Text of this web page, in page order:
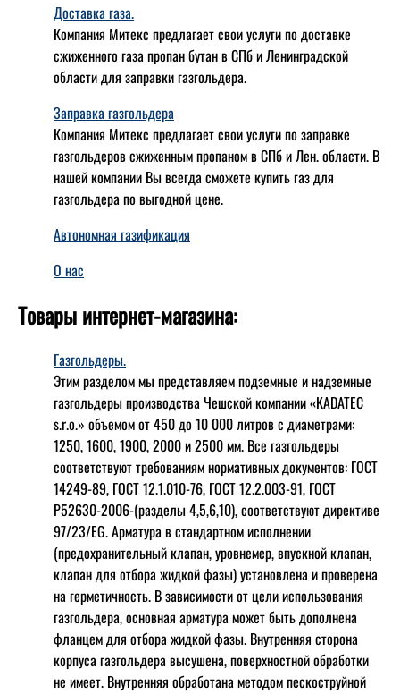
Доставка газа.
Компания Митекс предлагает свои услуги по доставке
сжиженного газа пропан бутан в СПб и Ленинградской
области для заправки газгольдера.
Заправка газгольдера
Компания Митекс предлагает свои услуги по заправке
газгольдеров сжиженным пропаном в СПб и Лен. области. В
нашей компании Вы всегда сможете купить газ для
газгольдера по выгодной цене.
Автономная газификация
О нас
Товары интернет-магазина:
Газгольдеры.
Этим разделом мы представляем подземные и надземные
газгольдеры производства Чешской компании «KADATEC
s.r.o.» объемом от 450 до 10 000 литров с диаметрами:
1250, 1600, 1900, 2000 и 2500 мм. Все газгольдеры
соответствуют требованиям нормативных документов: ГОСТ
14249-89, ГОСТ 12.1.010-76, ГОСТ 12.2.003-91, ГОСТ
Р52630-2006-(разделы 4,5,6,10), соответствуют директиве
97/23/EG. Арматура в стандартном исполнении
(предохранительный клапан, уровнемер, впускной клапан,
клапан для отбора жидкой фазы) установлена и проверена
на герметичность. В зависимости от цели использования
газгольдера, основная арматура может быть дополнена
фланцем для отбора жидкой фазы. Внутренняя сторона
корпуса газгольдера высушена, поверхностной обработки
не имеет. Внутренняя обработана методом пескоструйной